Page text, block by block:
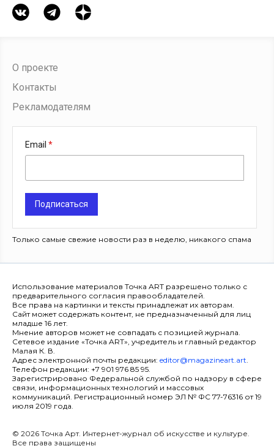
О проекте
Контакты
Рекламодателям
Email
Подписаться
Только самые свежие новости раз в неделю, никакого спама
Использование материалов Точка ART разрешено только с
предварительного согласия правообладателей.
Все права на картинки и тексты принадлежат их авторам.
Сайт может содержать контент, не предназначенный для лиц
младше 16 лет.
Мнение авторов может не совпадать с позицией журнала.
Сетевое издание «Точка ART», учредитель и главный редактор
Малая К. В.
Адрес электронной почты редакции: editor@magazineart.art.
Телефон редакции: +7 901 976 85 95.
Зарегистрировано Федеральной службой по надзору в сфере
связи, информационных технологий и массовых
коммуникаций. Регистрационный номер ЭЛ № ФС 77-76316 от 19
июля 2019 года.
© 2026 Точка Арт. Интернет-журнал об искусстве и культуре.
Все права защищены